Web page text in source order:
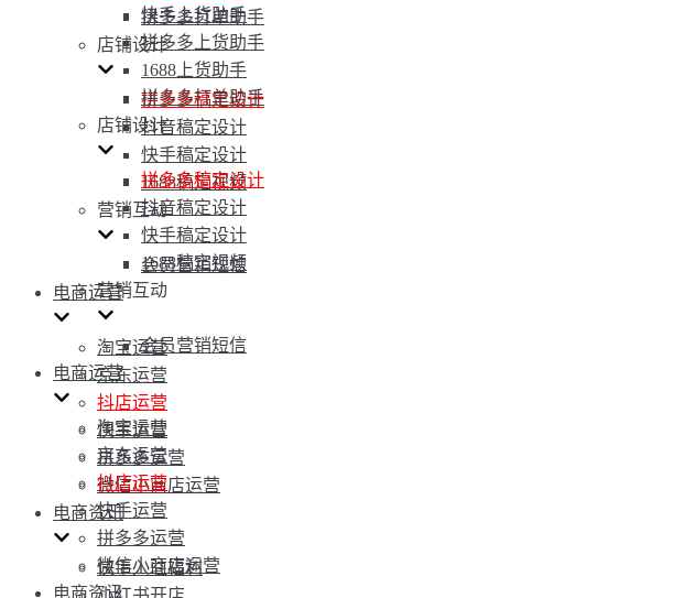
拼多多打单助手
店铺设计
拼多多稿定设计
抖音稿定设计
快手稿定设计
1688稿定视频
营销互动
会员营销短信
电商运营
淘宝运营
京东运营
抖店运营
快手运营
拼多多运营
微信小商店运营
电商资讯
快手入驻福利
快手上货助手
拼多多上货助手
1688上货助手
拼多多打单助手
店铺设计
拼多多稿定设计
抖音稿定设计
快手稿定设计
1688稿定视频
营销互动
会员营销短信
电商运营
淘宝运营
京东运营
抖店运营
快手运营
拼多多运营
微信小商店运营
电商资讯